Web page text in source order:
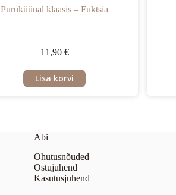
Puruküünal klaasis – Fuktsia
11,90 €
Lisa korvi
Abi
Ohutusnõuded
Ostujuhend
Kasutusjuhend